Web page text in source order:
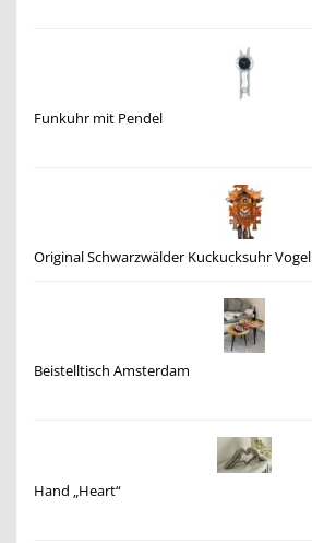
Funkuhr mit Pendel
Original Schwarzwälder Kuckucksuhr Vogel
Beistelltisch Amsterdam
Hand „Heart“